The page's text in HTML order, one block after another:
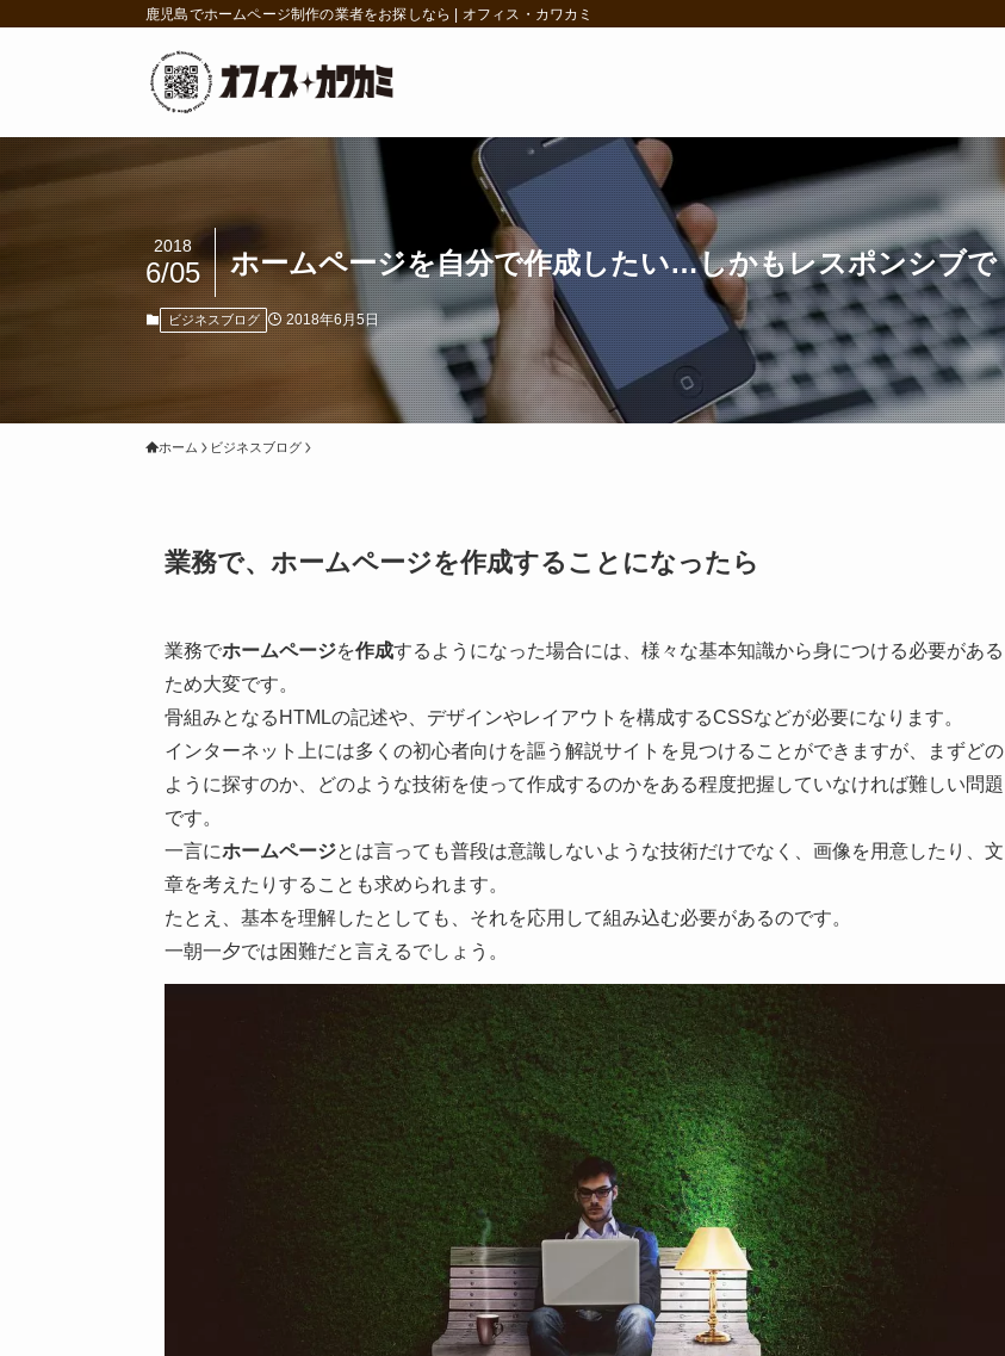
鹿児島でホームページ制作の業者をお探しなら | オフィス・カワカミ
ホームページを自分で作成したい…しかもレスポンシブで
2018
6/05
ビジネスブログ 2018年6月5日
ホーム ビジネスブログ
業務で、 ホームページを作成することになったら
業務でホームページを作成するようになった場合には、様々な基本知識から身につける必要がある
ため大変です。
骨組みとなるHTMLの記述や、デザインやレイアウトを構成するCSSなどが必要になります。
インターネット上には多くの初心者向けを謳う解説サイトを見つけることができますが、まずどの
ように探すのか、どのような技術を使って作成するのかをある程度把握していなければ難しい問題
です。
一言にホームページとは言っても普段は意識しないような技術だけでなく、画像を用意したり、文
章を考えたりすることも求められます。
たとえ、基本を理解したとしても、それを応用して組み込む必要があるのです。
一朝一夕では困難だと言えるでしょう。